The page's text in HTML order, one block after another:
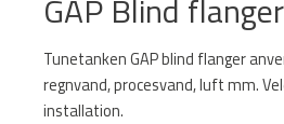
GAP Blind flanger
Tunetanken GAP blind flanger
regnvand, procesvand, luft mm.
installation.